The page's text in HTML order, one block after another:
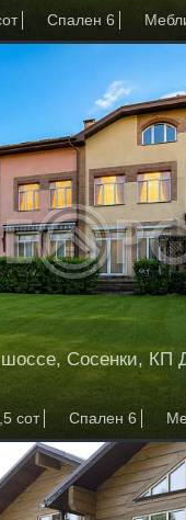
Спален 6
Сосенки, КП
сот Спален 6